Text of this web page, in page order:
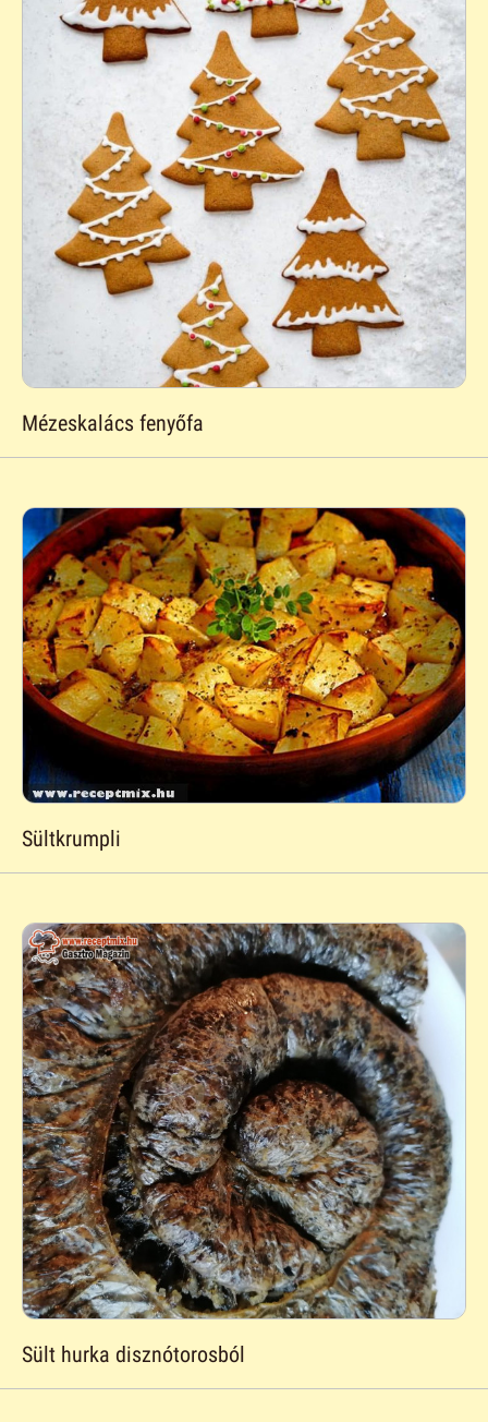
Mézeskalács fenyőfa
Sültkrumpli
Sült hurka disznótorosból